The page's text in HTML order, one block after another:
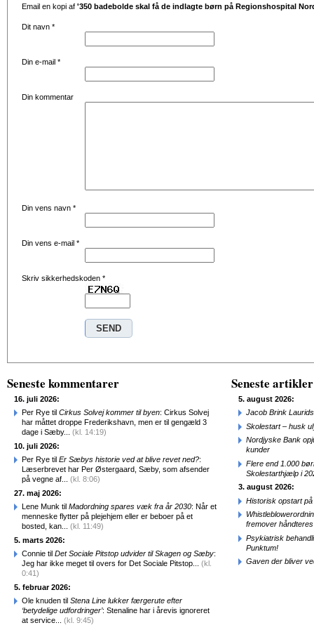
Email en kopi af '350 badebolde skal få de indlagte børn på Regionshospital
Dit navn *
Din e-mail *
Din kommentar
Din vens navn *
Din vens e-mail *
Skriv sikkerhedskoden *
Seneste kommentarer
16. juli 2026:
Per Rye til Cirkus Solvej kommer til byen: Cirkus Solvej
har måttet droppe Frederikshavn, men er til gengæld 3
dage i Sæby... (kl. 14:19)
10. juli 2026:
Per Rye til Er Sæbys historie ved at blive revet ned?:
Læserbrevet har Per Østergaard, Sæby, som afsender
på vegne af... (kl. 8:06)
27. maj 2026:
Lene Munk til Madordning spares væk fra år 2030: Når et
menneske flytter på plejehjem eller er beboer på et
bosted, kan... (kl. 11:49)
5. marts 2026:
Connie til Det Sociale Pitstop udvider til Skagen og Sæby:
Jeg har ikke meget til overs for Det Sociale Pitstop... (kl.
0:41)
5. februar 2026:
Ole knuden til Stena Line lukker færgerute efter
‘betydelige udfordringer’: Stenaline har i årevis ignoreret
at service... (kl. 9:45)
Seneste artikler
5. august 2026:
Jacob Brink
Skolestart – husk
Nordjyske Bank
kunder
Flere end 1.000
Skolestarthjælp i
3. august 2026:
Historisk opstart
fremover
Psykiatrisk
Punktum!
Gaven der bliver